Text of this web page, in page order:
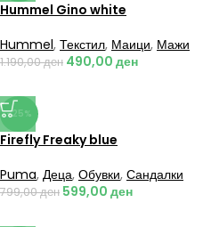
Hummel Gino white
Hummel, Текстил, Маици, Мажи
1.190,00ден 490,00 ден
-25%
Firefly Freaky blue
Puma, Деца, Обувки, Сандалки
799,00ден 599,00 ден